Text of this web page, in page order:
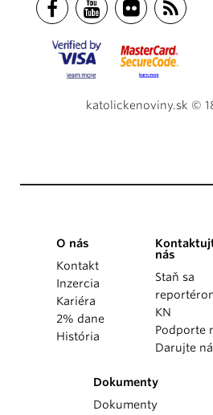
katolickenoviny.sk ©
O nás
Kontakt
Inzercia
Kariéra
2% dane
História
nás
Staň sa
KN
Podporte
Darujte
Dokumenty
Dokumenty